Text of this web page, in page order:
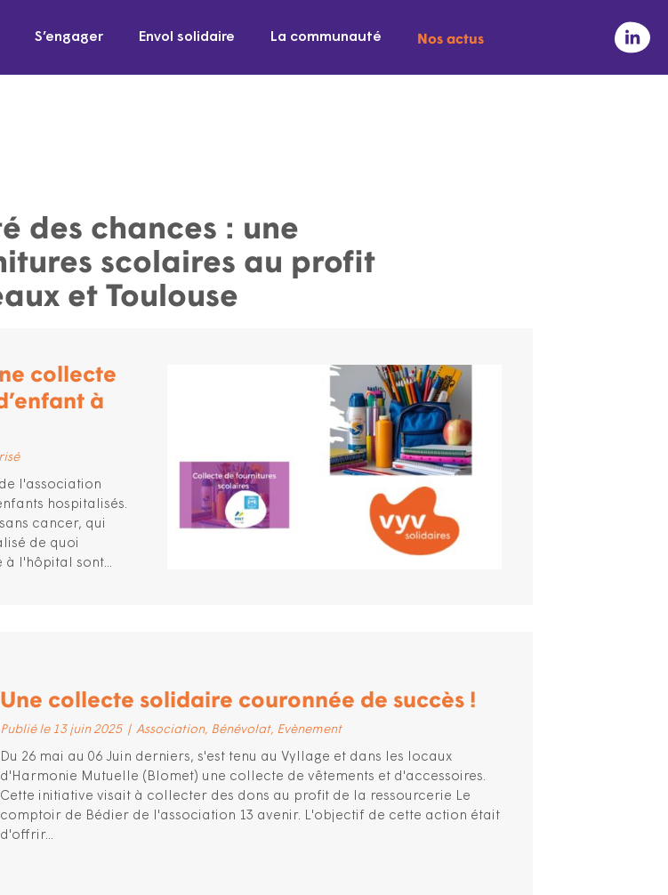
S’engager Envol solidaire La communauté Nos actus
des chances : une
scolaires au profit
et Toulouse
collecte
à
l'association
hospitalisés.
cancer, qui
de quoi
à l'hôpital sont...
Une collecte solidaire couronnée de succès !
Publié le 13 juin 2025 | Association Bénévolat Evènement
Du 26 mai au 06 Juin derniers, s'est tenu au Vyllage et dans les locaux
d'Harmonie Mutuelle (Blomet) une collecte de vêtements et d'accessoires.
Cette initiative visait à collecter des dons au profit de la ressourcerie Le
comptoir de Bédier de l'association 13 avenir. L'objectif de cette action était
d'offrir...